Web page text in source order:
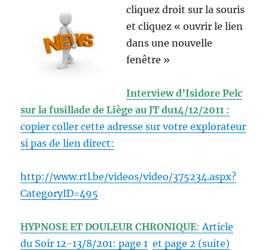
cliquez droit sur la souris
et cliquez « ouvrir le lien
dans une nouvelle
fenêtre »
Interview d’Isidore Pelc
sur la fusillade de Liège au JT du14/12/2011 :
copier coller cette adresse sur votre explorateur
si pas de lien direct:
http://www.rtl.be/videos/video/375234.aspx?
CategoryID=495
HYPNOSE ET DOULEUR CHRONIQUE: Article
du Soir 12-13/8/201: page 1 et page 2 (suite)